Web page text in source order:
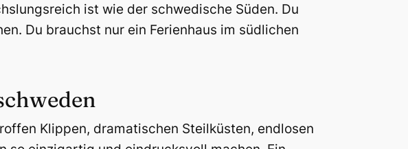
ist wie der schwedische Süden. Du
Du brauchst nur ein Ferienhaus im südlichen
Klippen, dramatischen Steilküsten, endlosen